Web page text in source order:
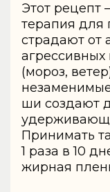
Этот рецепт
терапия для
страдают от
агрессивных
(мороз,
ши создают
Принимать
1 раза в 10
жирная